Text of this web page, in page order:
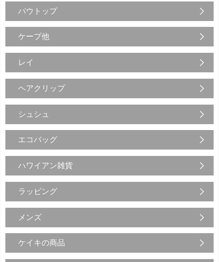
パウトップ
ケープ他
レイ
ヘアクリップ
シュシュ
エコバッグ
ハワイアン雑貨
ラッピング
メンズ
ケイキの商品